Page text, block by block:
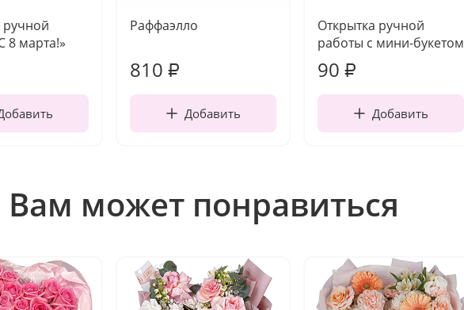
ручной
8 марта!»
Раффаэлло
810 ₽
Добавить
Открытка ручной
работы с мини-букетом
90 ₽
Добавить
Вам может понравиться